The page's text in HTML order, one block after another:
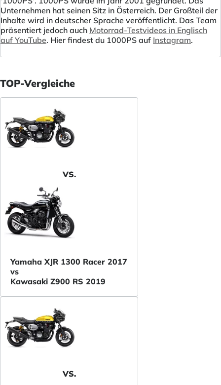
Unternehmen hat seinen Sitz in Österreich. Der Großteil der
Inhalte wird in deutscher Sprache veröffentlicht. Das Team
präsentiert jedoch auch Motorrad-Testvideos in Englisch
auf YouTube. Hier findest du 1000PS auf Instagram.
TOP-Vergleiche
VS.
Yamaha XJR 1300 Racer 2017
vs
Kawasaki Z900 RS 2019
VS.